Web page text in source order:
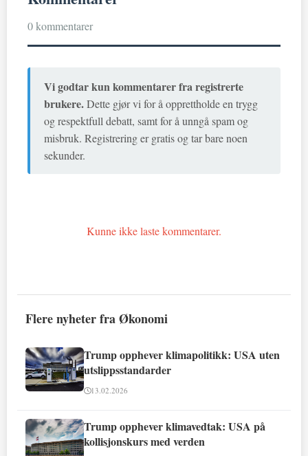
0 kommentarer
Vi godtar kun kommentarer fra registrerte
brukere.Dette gjør vi for å opprettholde en trygg
og respektfull debatt, samt for å unngå spam og
misbruk. Registrering er gratis og tar bare noen
sekunder.
Kunne ikke laste kommentarer.
Flere nyheter fra Økonomi
Trump opphever klimapolitikk: USA uten
utslippsstandarder
13.02.2026
Trump opphever klimavedtak: USA på
kollisjonskurs med verden